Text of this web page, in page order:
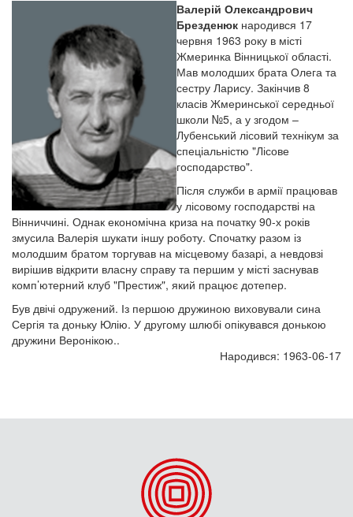
Валерій Олександрович
Брезденюк народився 17
червня 1963 року в місті
Жмеринка Вінницької області.
Мав молодших брата Олега та
сестру Ларису. Закінчив 8
класів Жмеринської середньої
школи №5, а у згодом –
Лубенський лісовий технікум за
спеціальністю "Лісове
господарство".
Після служби в армії працював
у лісовому господарстві на
Вінниччині. Однак економічна криза на початку 90-х років
змусила Валерія шукати іншу роботу. Спочатку разом із
молодшим братом торгував на місцевому базарі, а невдовзі
вирішив відкрити власну справу та першим у місті заснував
комп’ютерний клуб "Престиж", який працює дотепер.
Був двічі одружений. Із першою дружиною виховували сина
Сергія та доньку Юлію. У другому шлюбі опікувався донькою
дружини Веронікою..
Народився: 1963-06-17